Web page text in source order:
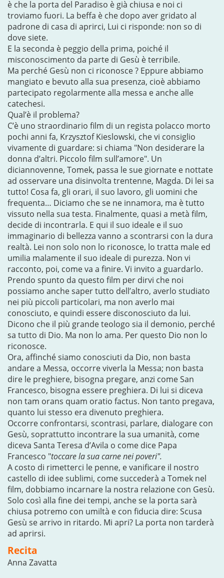
è che la porta del Paradiso è già chiusa e noi ci
troviamo fuori. La beffa è che dopo aver gridato al
padrone di casa di aprirci, Lui ci risponde: non so di
dove siete.
E la seconda è peggio della prima, poiché il
misconoscimento da parte di Gesù è terribile.
Ma perché Gesù non ci riconosce ? Eppure abbiamo
mangiato e bevuto alla sua presenza, cioè abbiamo
partecipato regolarmente alla messa e anche alle
catechesi.
Qual’è il problema?
C’è uno straordinario film di un regista polacco morto
pochi anni fa, Krzysztof Kieslowski, che vi consiglio
vivamente di guardare: si chiama "Non desiderare la
donna d’altri. Piccolo film sull’amore". Un
diciannovenne, Tomek, passa le sue giornate e nottate
ad osservare una disinvolta trentenne, Magda. Di lei sa
tutto! Cosa fa, gli orari, il suo lavoro, gli uomini che
frequenta… Diciamo che se ne innamora, ma è tutto
vissuto nella sua testa. Finalmente, quasi a metà film,
decide di incontrarla. E qui il suo ideale e il suo
immaginario di bellezza vanno a scontrarsi con la dura
realtà. Lei non solo non lo riconosce, lo tratta male ed
umilia malamente il suo ideale di purezza. Non vi
racconto, poi, come va a finire. Vi invito a guardarlo.
Prendo spunto da questo film per dirvi che noi
possiamo anche saper tutto dell’altro, averlo studiato
nei più piccoli particolari, ma non averlo mai
conosciuto, e quindi essere disconosciuto da lui.
Dicono che il più grande teologo sia il demonio, perché
sa tutto di Dio. Ma non lo ama. Per questo Dio non lo
riconosce.
Ora, affinché siamo conosciuti da Dio, non basta
andare a Messa, occorre viverla la Messa; non basta
dire le preghiere, bisogna pregare, anzi come San
Francesco, bisogna essere preghiera. Di lui si diceva
non tam orans quam oratio factus. Non tanto pregava,
quanto lui stesso era divenuto preghiera.
Occorre confrontarsi, scontrasi, parlare, dialogare con
Gesù, soprattutto incontrare la sua umanità, come
diceva Santa Teresa d’Avila o come dice Papa
Francesco "toccare la sua carne nei poveri".
A costo di rimetterci le penne, e vanificare il nostro
castello di idee sublimi, come succederà a Tomek nel
film, dobbiamo incarnare la nostra relazione con Gesù.
Solo così alla fine dei tempi, anche se la porta sarà
chiusa potremo con umiltà e con fiducia dire: Scusa
Gesù se arrivo in ritardo. Mi apri? La porta non tarderà
ad aprirsi.
Recita
Anna Zavatta